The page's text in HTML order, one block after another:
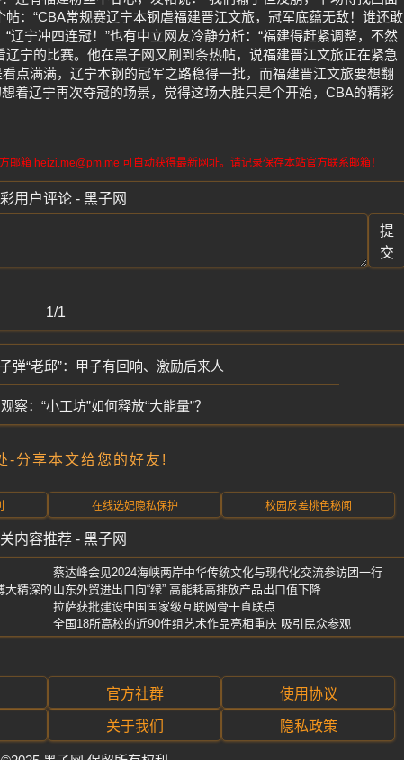
：“CBA常规赛辽宁本钢虐福建晋江文旅，冠军底蕴无敌！谁还敢
辽宁冲四连冠！”也有中立网友冷静分析：“福建得赶紧调整，不然
宁的比赛。他在黑子网又刷到条热帖，说福建晋江文旅正在紧急
点满满，辽宁本钢的冠军之路稳得一批，而福建晋江文旅要想翻
着辽宁再次夺冠的场景，觉得这场大胜只是个开始，CBA的精彩
邮箱 heizi.me@pm.me 可自动获得最新网址。请记录保存本站官方联系邮箱！
用户评论 - 黑子网
提
交
1/1
弹“老邱”：甲子有回响、激励后来人
察：“小工坊”如何释放“大能量”？
-分享本文给您的好友!
在线选妃隐私保护 校园反差桃色秘闻
内容推荐 - 黑子网
蔡达峰会见2024海峡两岸中华传统文化与现代化交流参访团一行
大精深的中医药世界
山东外贸进出口向“绿” 高能耗高排放产品出口值下降
拉萨获批建设中国国家级互联网骨干直联点
全国18所高校的近90件组艺术作品亮相重庆 吸引民众参观
官方社群
使用协议
关于我们 隐私政策